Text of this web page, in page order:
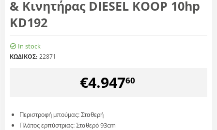
& Κινητήρας DIESEL KOOP 10hp
KD192
In stock
ΚΩΔΙΚΟΣ: 22871
€4.94760
Περιστροφή μπούμας: Σταθερή
Πλάτος ερπύστριας: Σταθερό 93cm